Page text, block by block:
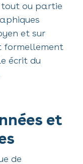
ou partie
et sur
formellement
écrit du
et
de